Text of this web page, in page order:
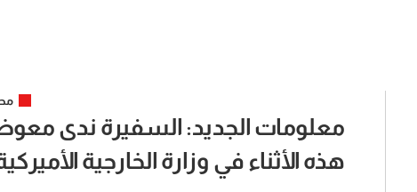
معلومات الجديد: السفيرة ندى
هذه الأثناء في وزارة الخارجية